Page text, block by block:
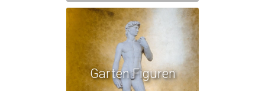
Garten Figuren